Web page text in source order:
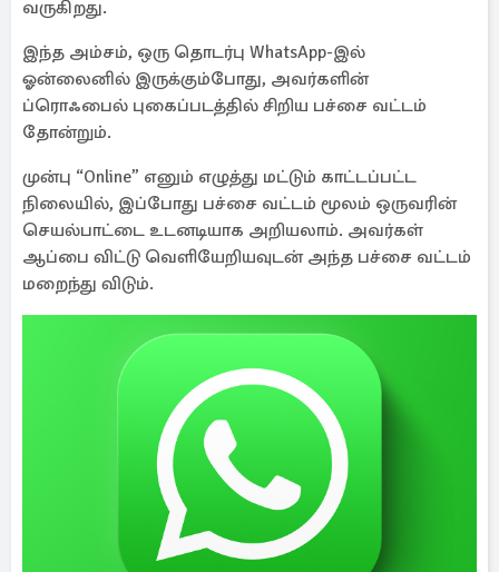
வருகிறது.
இந்த அம்சம், ஒரு தொடர்பு WhatsApp-இல்
ஓன்லைனில் இருக்கும்போது, அவர்களின்
ப்ரொஃபைல் புகைப்படத்தில் சிறிய பச்சை வட்டம்
தோன்றும்.
முன்பு “Online” எனும் எழுத்து மட்டும் காட்டப்பட்ட
நிலையில், இப்போது பச்சை வட்டம் மூலம் ஒருவரின்
செயல்பாட்டை உடனடியாக அறியலாம். அவர்கள்
ஆப்பை விட்டு வெளியேறியவுடன் அந்த பச்சை வட்டம்
மறைந்து விடும்.